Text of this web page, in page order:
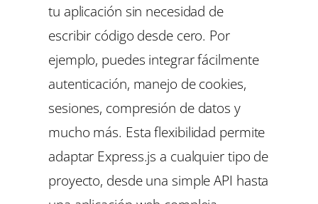
tu aplicación sin necesidad de
escribir código desde cero. Por
ejemplo, puedes integrar fácilmente
autenticación, manejo de cookies,
sesiones, compresión de datos y
mucho más. Esta flexibilidad permite
adaptar Express.js a cualquier tipo de
proyecto, desde una simple API hasta